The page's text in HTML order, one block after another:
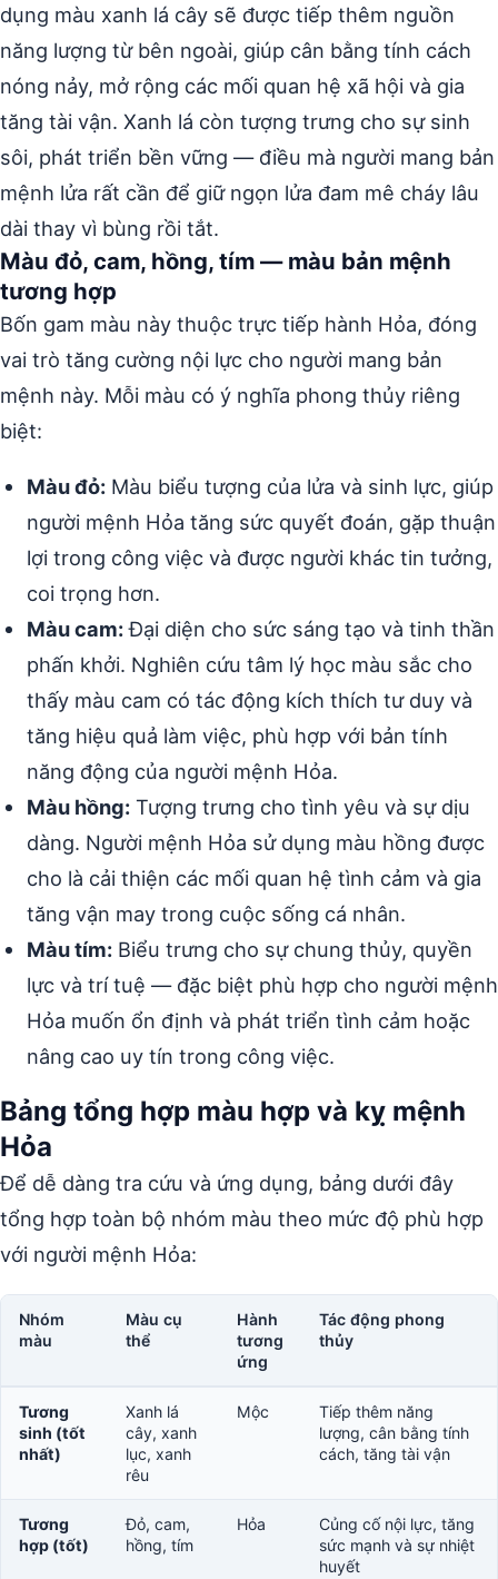
dụng màu xanh lá cây sẽ được tiếp thêm nguồn
năng lượng từ bên ngoài, giúp cân bằng tính cách
nóng nảy, mở rộng các mối quan hệ xã hội và gia
tăng tài vận. Xanh lá còn tượng trưng cho sự sinh
sôi, phát triển bền vững — điều mà người mang bản
mệnh lửa rất cần để giữ ngọn lửa đam mê cháy lâu
dài thay vì bùng rồi tắt.
Màu đỏ, cam, hồng, tím — màu bản mệnh
tương hợp
Bốn gam màu này thuộc trực tiếp hành Hỏa, đóng
vai trò tăng cường nội lực cho người mang bản
mệnh này. Mỗi màu có ý nghĩa phong thủy riêng
biệt:
Màu đỏ: Màu biểu tượng của lửa và sinh lực, giúp
người mệnh Hỏa tăng sức quyết đoán, gặp thuận
lợi trong công việc và được người khác tin tưởng,
coi trọng hơn.
Màu cam:Đại diện cho sức sáng tạo và tinh thần
phấn khởi. Nghiên cứu tâm lý học màu sắc cho
thấy màu cam có tác động kích thích tư duy và
tăng hiệu quả làm việc, phù hợp với bản tính
năng động của người mệnh Hỏa.
Màu hồng: Tượng trưng cho tình yêu và sự dịu
dàng. Người mệnh Hỏa sử dụng màu hồng được
cho là cải thiện các mối quan hệ tình cảm và gia
tăng vận may trong cuộc sống cá nhân.
Màu tím: Biểu trưng cho sự chung thủy, quyền
lực và trí tuệ — đặc biệt phù hợp cho người mệnh
Hỏa muốn ổn định và phát triển tình cảm hoặc
nâng cao uy tín trong công việc.
Bảng tổng hợp màu hợp và kỵ mệnh
Hỏa
Để dễ dàng tra cứu và ứng dụng, bảng dưới đây
tổng hợp toàn bộ nhóm màu theo mức độ phù hợp
với người mệnh Hỏa:
Nhóm
màu
Màu cụ
thể
Hành
tương
ứng
Tác động phong
thủy
Tương
sinh (tốt
nhất)
Xanh lá
cây, xanh
lục, xanh
rêu
Mộc
Tiếp thêm năng
lượng, cân bằng tính
cách, tăng tài vận
Tương
hợp (tốt)
Đỏ, cam,
hồng, tím
Hỏa
Củng cố nội lực, tăng
sức mạnh và sự nhiệt
huyết